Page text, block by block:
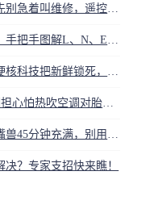
？专家支招快来瞧！